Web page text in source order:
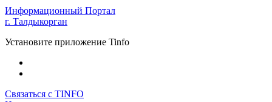
Информационный Портал
г. Талдыкорган
Установите приложение Tinfo
Связаться с TINFO